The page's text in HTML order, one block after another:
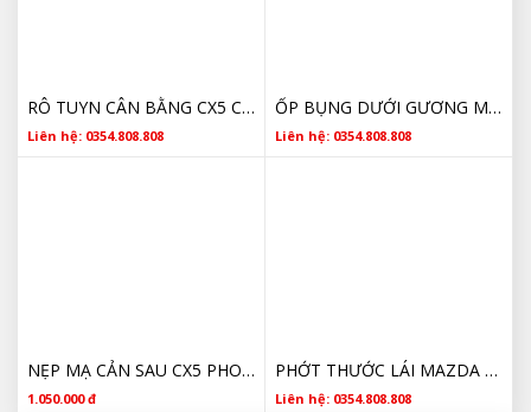
RÔ TUYN CÂN BẰNG CX5 CHÍNH HÃNG
Liên hệ: 0354.808.808
ỐP BỤNG DƯỚI GƯƠNG MAZDA CX5 GIÁ RẺ
Liên hệ: 0354.808.808
NẸP MẠ CẢN SAU CX5 PHOM ĐỜI 2020 2021 2022 CHÍNH HÃNG
1.050.000 đ
PHỚT THƯỚC LÁI MAZDA CX5 GIÁ TỐT
Liên hệ: 0354.808.808